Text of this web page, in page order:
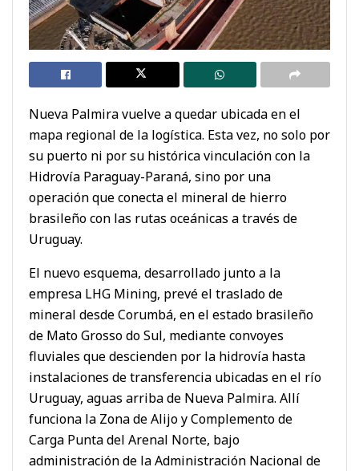
Nueva Palmira vuelve a quedar ubicada en el
mapa regional de la logística. Esta vez, no solo por
su puerto ni por su histórica vinculación con la
Hidrovía Paraguay-Paraná, sino por una
operación que conecta el mineral de hierro
brasileño con las rutas oceánicas a través de
Uruguay.
El nuevo esquema, desarrollado junto a la
empresa LHG Mining, prevé el traslado de
mineral desde Corumbá, en el estado brasileño
de Mato Grosso do Sul, mediante convoyes
fluviales que descienden por la hidrovía hasta
instalaciones de transferencia ubicadas en el río
Uruguay, aguas arriba de Nueva Palmira. Allí
funciona la Zona de Alijo y Complemento de
Carga Punta del Arenal Norte, bajo
administración de la Administración Nacional de